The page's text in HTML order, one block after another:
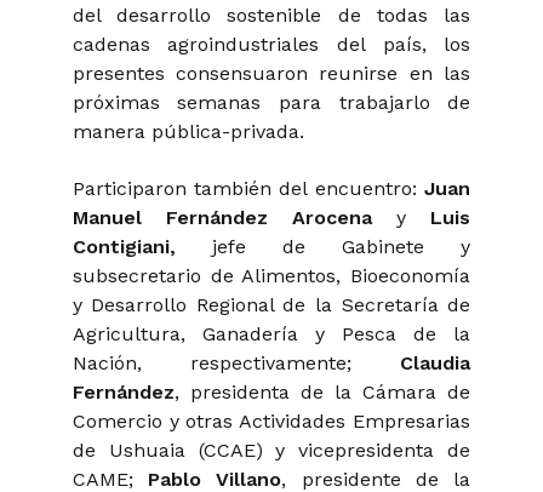
del desarrollo sostenible de todas las
cadenas agroindustriales del país, los
presentes consensuaron reunirse en las
próximas semanas para trabajarlo de
manera pública-privada.
Participaron también del encuentro:Juan
Manuel Fernández Arocenay Luis
Contigiani, jefe de Gabinete y
subsecretario de Alimentos, Bioeconomía
y Desarrollo Regional de la Secretaría de
Agricultura, Ganadería y Pesca de la
Nación, respectivamente; Claudia
Fernández, presidenta de la Cámara de
Comercio y otras Actividades Empresarias
de Ushuaia (CCAE) y vicepresidenta de
CAME; Pablo Villano, presidente de la